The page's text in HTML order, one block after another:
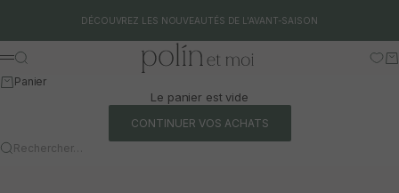
DÉCOUVREZ LES NOUVEAUTÉS DE L'AVANT-SAISON
Polín et moi
Menu
Rechercher
Panier
Le panier est vide
CONTINUER VOS ACHATS
Rechercher…